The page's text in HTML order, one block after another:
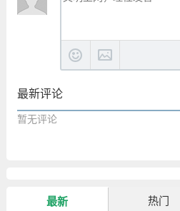
最新评论
暂无评论
最新 热门